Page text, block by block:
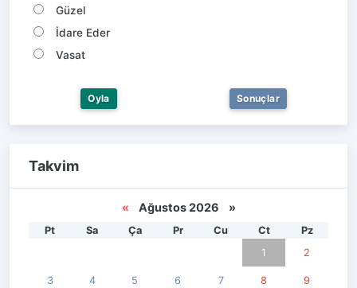
Güzel
İdare Eder
Vasat
Oyla Sonuçlar
Takvim
« Ağustos 2026 »
Pt Sa Ça Pr Cu Ct
Pz
1
2
3 4 5 6 7 8 9